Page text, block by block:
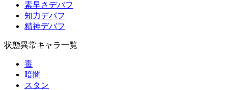
素早さデバフ
知力デバフ
精神デバフ
状態異常キャラ一覧
毒
暗闇
スタン